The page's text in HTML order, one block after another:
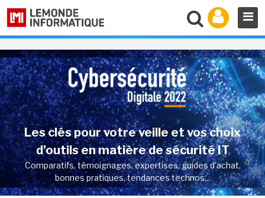
Les clés pour votre veille et vos choix
d’outils en matière de sécurité IT
Comparatifs, témoignages, expertises, guides d’achat,
bonnes pratiques, tendances technos...